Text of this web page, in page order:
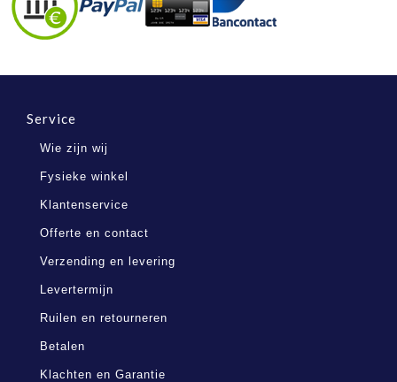
Service
Wie zijn wij
Fysieke winkel
Klantenservice
Offerte en contact
Verzending en levering
Levertermijn
Ruilen en retourneren
Betalen
Klachten en Garantie